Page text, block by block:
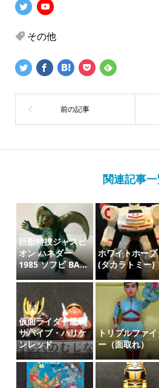
その他
関連記事
巨獣特捜ジャスピ
オン ハネダー
1985 ソフビ BA...
ホワイトホープ
(タカラトミー)
仮面ライダー龍騎
サバイブ・ハリケ
ンレッド
トリプルファ
ー（面取れ）